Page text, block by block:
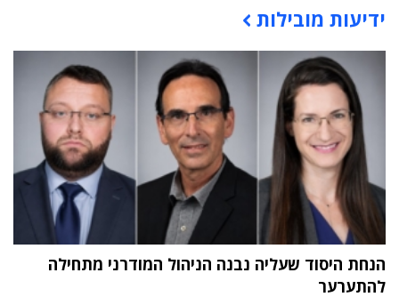
תוכן פרסומי
ידיעות מובילות
הנחת היסוד שעליה נבנה הניהול המודרני מתחילה
להתערער